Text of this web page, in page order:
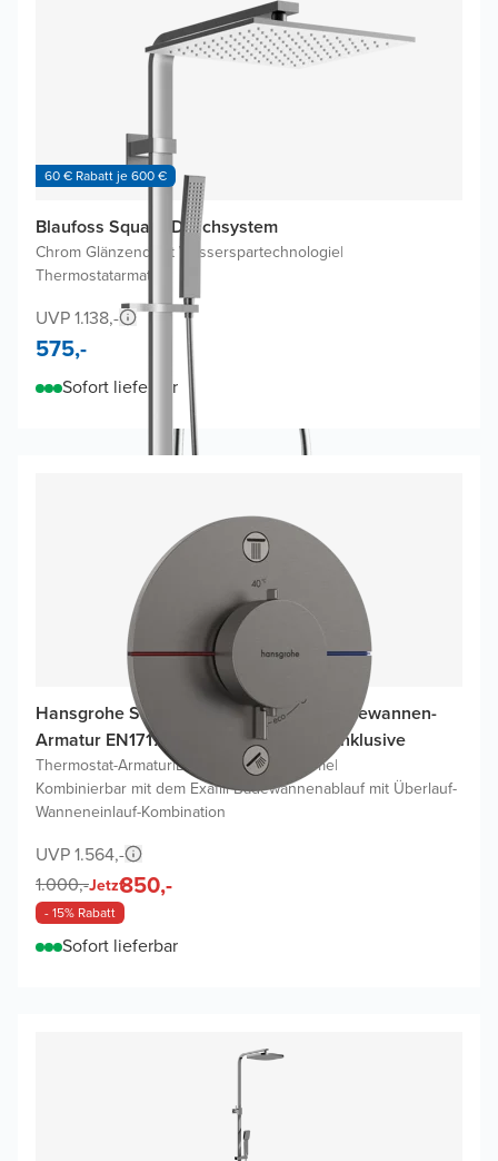
60 € Rabatt je 600 €
Blaufoss Square Duschsystem
Chrom Glänzend Mit Wasserspartechnologie|
Thermostatarmatur
UVP 1.138,-
575,-
Sofort lieferbar
Hansgrohe Showerselect Comfort S Badewannen-
Armatur EN1717, Einbauelement nicht inklusive
Thermostat-Armatur|Brushed Black Chrome|
Kombinierbar mit dem Exafill Badewannenablauf mit Überlauf-
Wanneneinlauf-Kombination
UVP 1.564,-
1.000,-Jetzt850,-
- 15% Rabatt
Sofort lieferbar